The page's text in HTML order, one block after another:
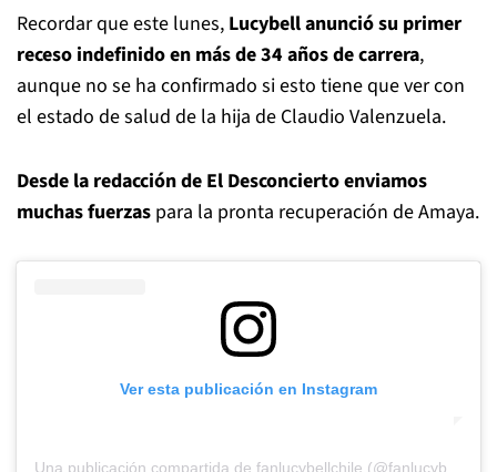
Recordar que este lunes, Lucybell anunció su primer
receso indefinido en más de 34 años de carrera,
aunque no se ha confirmado si esto tiene que ver con
el estado de salud de la hija de Claudio Valenzuela.
Desde la redacción de El Desconcierto enviamos
muchas fuerzas para la pronta recuperación de Amaya.
Ver esta publicación en Instagram